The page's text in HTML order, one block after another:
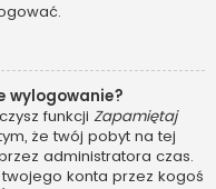
wylogowanie?
funkcji Zapamiętaj
że twój pobyt na tej
administratora czas.
konta przez kogoś